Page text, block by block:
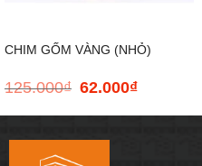
CHIM GỐM VÀNG (NHỎ)
125.000₫ Giá
125.000₫.
62.000₫Giá